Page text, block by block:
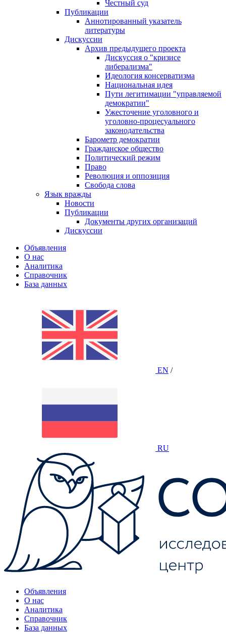
Честный суд
Публикации
Аннотированный указатель
литературы
Дискуссии
Архив предыдущего проекта
Дискуссия о "кризисе
либерализма"
Идеология консерватизма
Национальная идея
Пути легитимации "управляемой
демократии"
Ужесточение уголовного и
уголовно-процесуального
законодательства
Барометр демократии
Гражданское общество
Политический режим
Право
Революция и оппозиция
Свобода слова
Язык вражды
Новости
Публикации
Документы других организаций
Дискуссии
Объявления
О нас
Аналитика
Справочник
База данных
EN /
RU
Объявления
О нас
Аналитика
Справочник
База данных